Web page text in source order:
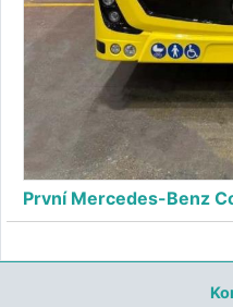
První Mercedes-Benz